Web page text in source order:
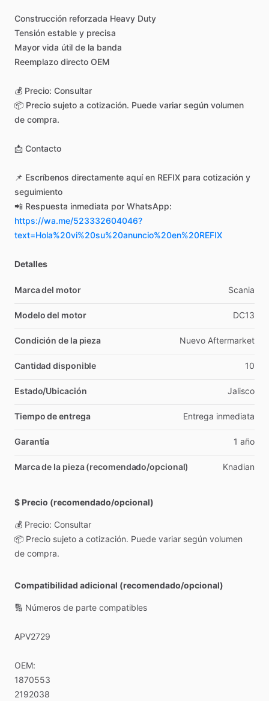
Construcción reforzada Heavy Duty
Tensión estable y precisa
Mayor vida útil de la banda
Reemplazo directo OEM
💰 Precio: Consultar
📦 Precio sujeto a cotización. Puede variar según volumen
de compra.
📩 Contacto
📌 Escríbenos directamente aquí en REFIX para cotización y
seguimiento
📲 Respuesta inmediata por WhatsApp:
https://wa.me/523332604046?
text=Hola%20vi%20su%20anuncio%20en%20REFIX
Detalles
Marca del motor Scania
Modelo del motor DC13
Condición de la pieza Nuevo Aftermarket
Cantidad disponible 10
Estado/Ubicación Jalisco
Tiempo de entrega Entrega inmediata
Garantía 1 año
Marca de la pieza (recomendado/opcional) Knadian
$ Precio (recomendado/opcional)
💰 Precio: Consultar
📦 Precio sujeto a cotización. Puede variar según volumen
de compra.
Compatibilidad adicional (recomendado/opcional)
🔢 Números de parte compatibles
APV2729
OEM:
1870553
2192038